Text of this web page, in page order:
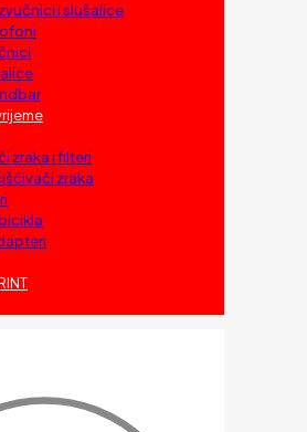
i slušalice
zraka i filteri
zraka